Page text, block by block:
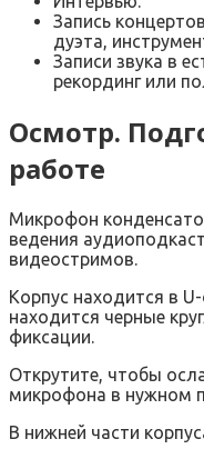
Запись
дуэта,
Записи звука в
рекординг или
Осмотр.
работе
Микрофон
ведения
видеостримов.
Корпус находится в
находится черные
фиксации.
Открутите, чтобы
микрофона в нужном
В нижней части